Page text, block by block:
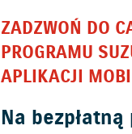
ZADZWOŃ DO
PROGRAMU
APLIKACJI
Na